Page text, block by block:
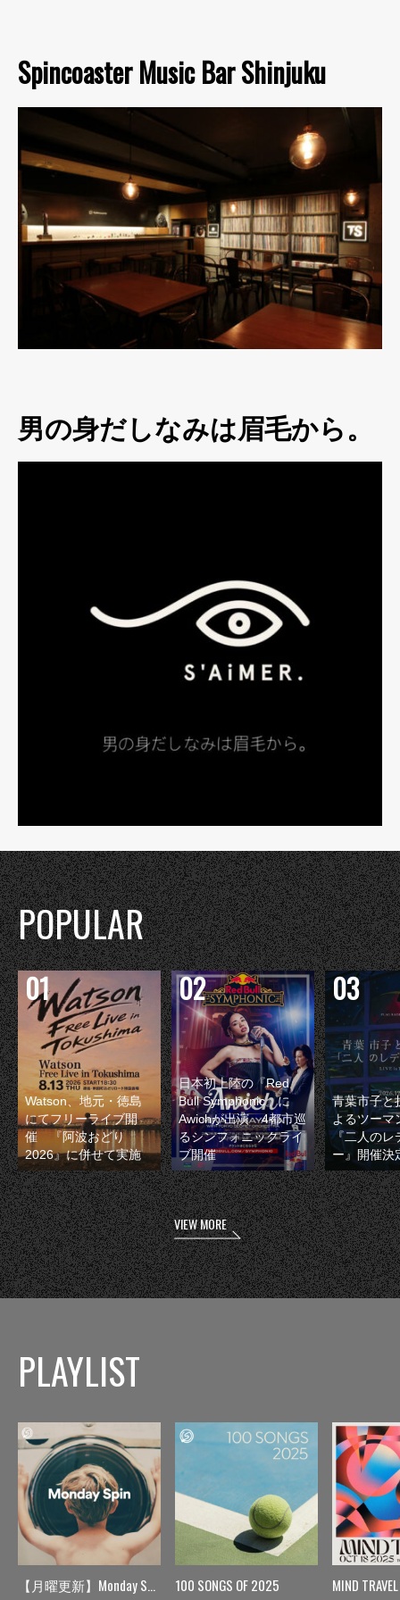
Spincoaster Music Bar Shinjuku
男の身だしなみは眉毛から。
POPULAR
Watson、地元・徳島
にてフリーライブ開
催 『阿波おどり
2026』に併せて実施
日本初上陸の『Red
Bull Symphonic』に
Awichが出演 4都市巡
るシンフォニックライ
ブ開催
青葉市子と
よるツーマ
『二人のレ
ー』開催決
VIEW MORE
PLAYLIST
【月曜更新】Monday Spin 100 SONGS OF 2025 MIND TRAVEL